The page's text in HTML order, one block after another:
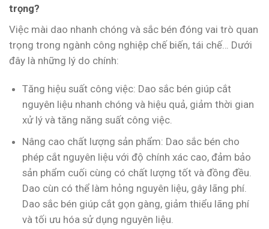
trọng?
Việc mài dao nhanh chóng và sắc bén đóng vai trò quan
trọng trong ngành công nghiệp chế biến, tái chế… Dưới
đây là những lý do chính:
Tăng hiệu suất công việc: Dao sắc bén giúp cắt
nguyên liệu nhanh chóng và hiệu quả, giảm thời gian
xử lý và tăng năng suất công việc.
Nâng cao chất lượng sản phẩm: Dao sắc bén cho
phép cắt nguyên liệu với độ chính xác cao, đảm bảo
sản phẩm cuối cùng có chất lượng tốt và đồng đều.
Dao cùn có thể làm hỏng nguyên liệu, gây lãng phí.
Dao sắc bén giúp cắt gọn gàng, giảm thiểu lãng phí
và tối ưu hóa sử dụng nguyên liệu.